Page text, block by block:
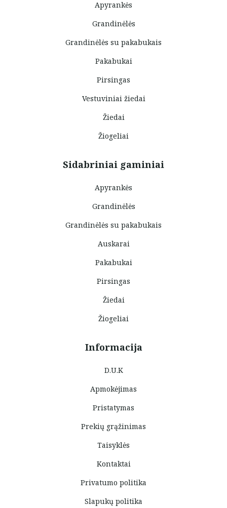
Apyrankės
Grandinėlės
Grandinėlės su pakabukais
Pakabukai
Pirsingas
Vestuviniai žiedai
Žiedai
Žiogeliai
Sidabriniai gaminiai
Apyrankės
Grandinėlės
Grandinėlės su pakabukais
Auskarai
Pakabukai
Pirsingas
Žiedai
Žiogeliai
Informacija
D.U.K
Apmokėjimas
Pristatymas
Prekių grąžinimas
Taisyklės
Kontaktai
Privatumo politika
Slapukų politika